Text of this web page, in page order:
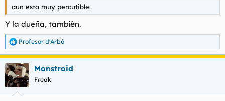
aun esta muy percutible.
Y la dueña, también.
R
e
a
c
c
i
Profesor d'Arbó
Monstroid
Freak